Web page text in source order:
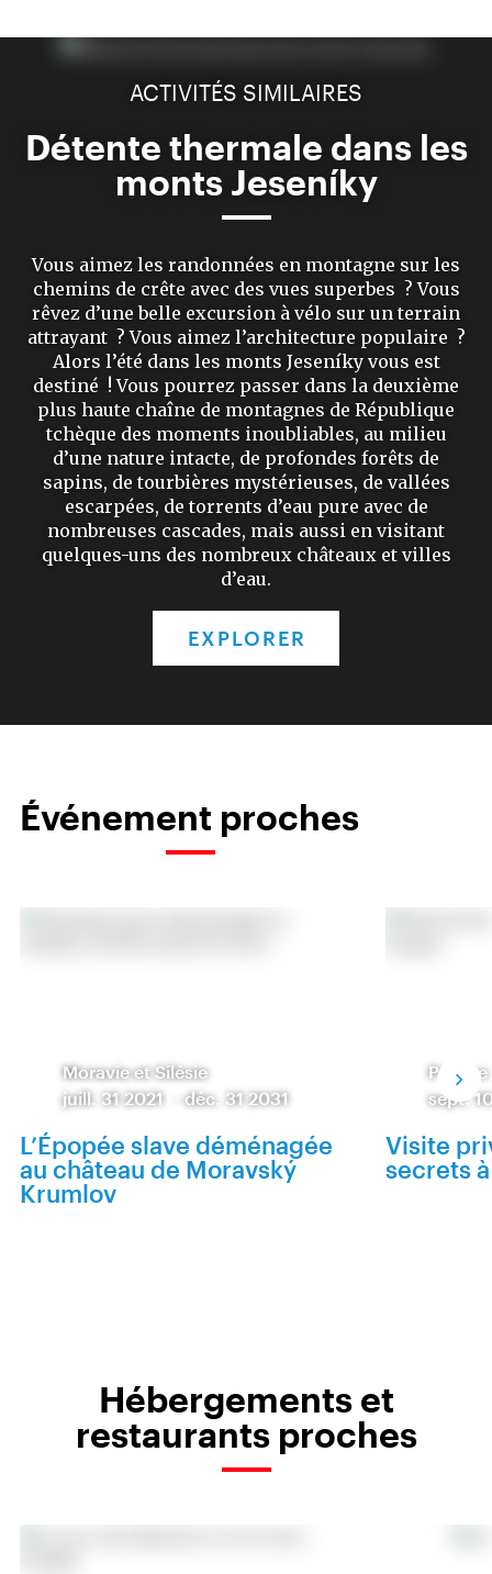
ACTIVITÉS SIMILAIRES
Détente thermale dans les
monts Jeseníky
Vous aimez les randonnées en montagne sur les
chemins de crête avec des vues superbes ? Vous
rêvez d’une belle excursion à vélo sur un terrain
attrayant ? Vous aimez l’architecture populaire ?
Alors l’été dans les monts Jeseníky vous est
destiné ! Vous pourrez passer dans la deuxième
plus haute chaîne de montagnes de République
tchèque des moments inoubliables, au milieu
d’une nature intacte, de profondes forêts de
sapins, de tourbières mystérieuses, de vallées
escarpées, de torrents d’eau pure avec de
nombreuses cascades, mais aussi en visitant
quelques-uns des nombreux châteaux et villes
d’eau.
EXPLORER
Événement proches
Moravie et Silésie
juill. 31 2021
-déc. 31 2031
L’Épopée slave déménagée
au château de Moravský
Krumlov
Prague
sept.
Visite
secrets
Hébergements et
restaurants proches